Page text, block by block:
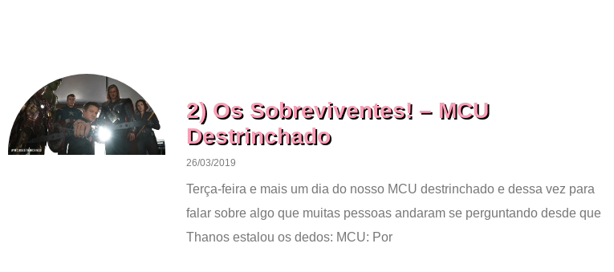
2) Os Sobreviventes! – MCU
Destrinchado
26/03/2019
Terça-feira e mais um dia do nosso MCU destrinchado e dessa vez para
falar sobre algo que muitas pessoas andaram se perguntando desde que
Thanos estalou os dedos: MCU: Por